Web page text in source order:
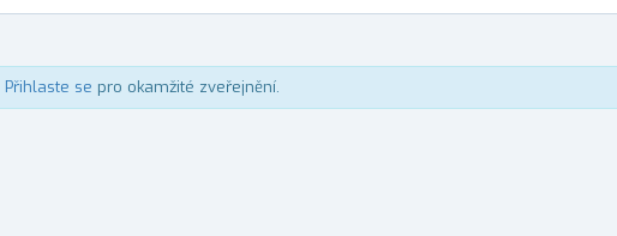
Přihlaste se pro okamžité zveřejnění.